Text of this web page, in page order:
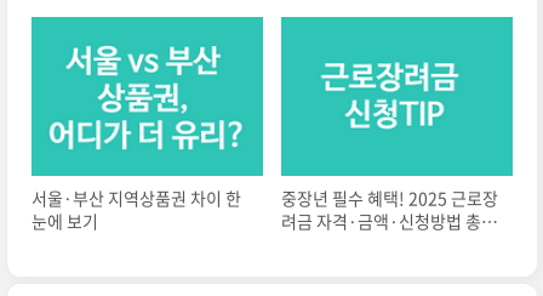
서울·부산 지역상품권 차이 한
눈에 보기
중장년 필수 혜택! 2025 근로장
려금 자격·금액·신청방법 총정